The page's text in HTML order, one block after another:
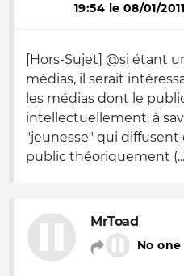
19:54 le 08/01/2011
[Hors-Sujet] @si étant
médias, il serait
les médias dont le
intellectuellement, à
"jeunesse" qui diffusent
public théoriquement
MrToad
No one